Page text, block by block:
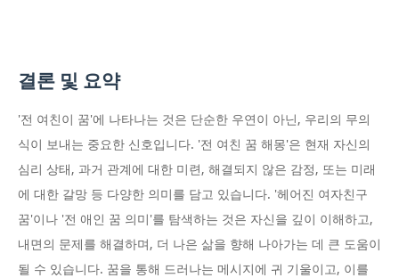
결론 및 요약
'전 여친이 꿈'에 나타나는 것은 단순한 우연이 아닌, 우리의 무의
식이 보내는 중요한 신호입니다. '전 여친 꿈 해몽'은 현재 자신의
심리 상태, 과거 관계에 대한 미련, 해결되지 않은 감정, 또는 미래
에 대한 갈망 등 다양한 의미를 담고 있습니다. '헤어진 여자친구
꿈'이나 '전 애인 꿈 의미'를 탐색하는 것은 자신을 깊이 이해하고,
내면의 문제를 해결하며, 더 나은 삶을 향해 나아가는 데 큰 도움이
될 수 있습니다. 꿈을 통해 드러나는 메시지에 귀 기울이고, 이를